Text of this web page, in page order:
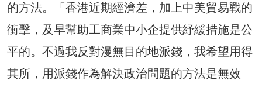
的方法。「香港近期經濟差，加上中美貿易戰的
衝擊，及早幫助工商業中小企提供紓緩措施是公
平的。不過我反對漫無目的地派錢，我希望用得
其所，用派錢作為解決政治問題的方法是無效